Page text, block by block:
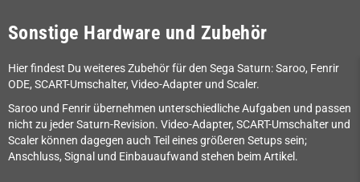
Sonstige Hardware und Zubehör
Hier findest Du weiteres Zubehör für den Sega Saturn: Saroo, Fenrir
ODE, SCART-Umschalter, Video-Adapter und Scaler.
Saroo und Fenrir übernehmen unterschiedliche Aufgaben und passen
nicht zu jeder Saturn-Revision. Video-Adapter, SCART-Umschalter und
Scaler können dagegen auch Teil eines größeren Setups sein;
Anschluss, Signal und Einbauaufwand stehen beim Artikel.